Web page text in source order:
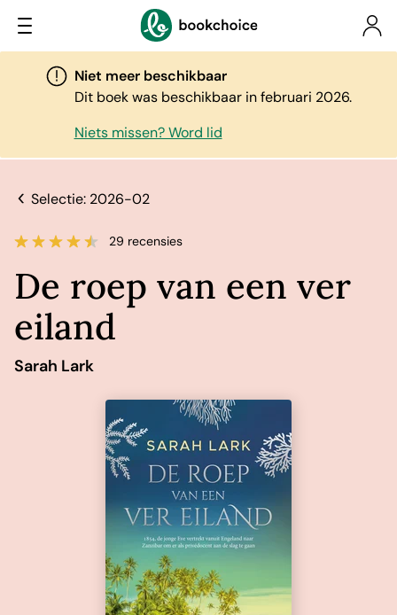
Niet meer beschikbaar
Dit boek was beschikbaar in februari 2026.
Niets missen? Word lid
Selectie: 2026-02
29 recensies
De roep van een ver
eiland
Sarah Lark